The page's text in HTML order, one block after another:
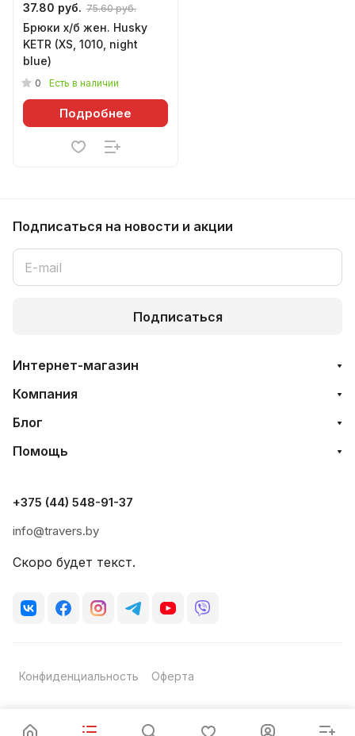
37.80 руб. 75.60 руб.
Брюки х/б жен. Husky
KETR (XS, 1010, night
blue)
0 Есть в наличии
Подробнее
Подписаться на новости и акции
Подписаться
Интернет-магазин
Компания
Блог
Помощь
+375 (44) 548-91-37
info@travers.by
Скоро будет текст.
Конфиденциальность Оферта